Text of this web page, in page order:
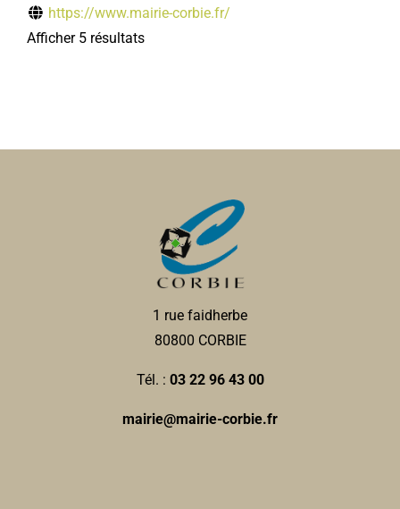
https://www.mairie-corbie.fr/
Afficher 5 résultats
1 rue faidherbe
80800 CORBIE
Tél. : 03 22 96 43 00
mairie@mairie-corbie.fr